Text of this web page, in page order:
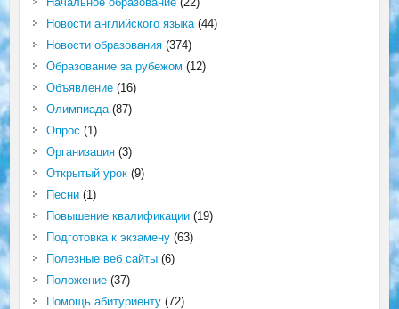
Новости английского языка(44)
Новости образования(374)
Образование за рубежом (12)
Объявление(16)
Олимпиада(87)
Опрос (1)
Организация(3)
Открытый урок(9)
Песни(1)
Повышение квалификации(19)
Подготовка к экзамену(63)
Полезные веб сайты(6)
Положение(37)
Помощь абитуриенту(72)